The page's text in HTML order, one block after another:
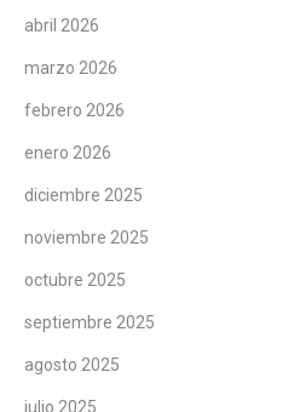
abril 2026
marzo 2026
febrero 2026
enero 2026
diciembre 2025
noviembre 2025
octubre 2025
septiembre 2025
agosto 2025
julio 2025